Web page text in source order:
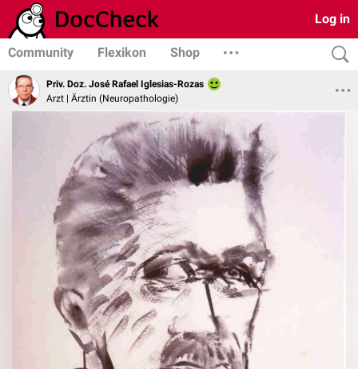
Log in
Community Flexikon Shop
Priv. Doz. José Rafael Iglesias-Rozas
Arzt | Ärztin (Neuropathologie)